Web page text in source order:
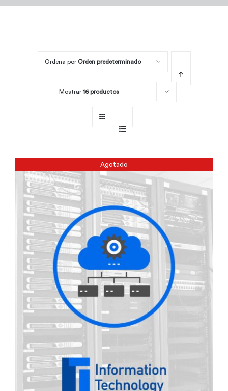
Ordena por Orden predeterminado
Mostrar 16 productos
Agotado